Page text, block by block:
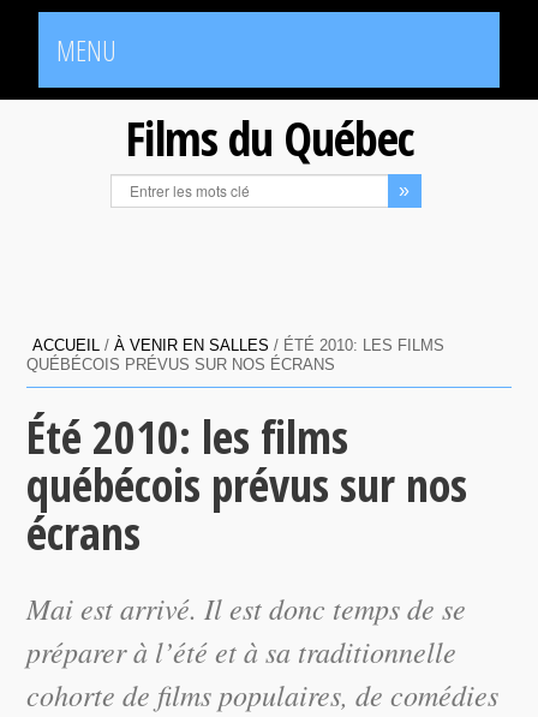
MENU
Films du Québec
ACCUEIL /À VENIR EN SALLES / ÉTÉ 2010: LES FILMS
QUÉBÉCOIS PRÉVUS SUR NOS ÉCRANS
Été 2010: les films
québécois prévus sur nos
écrans
Mai est arrivé. Il est donc temps de se
préparer à l’été et à sa traditionnelle
cohorte de films populaires, de comédies